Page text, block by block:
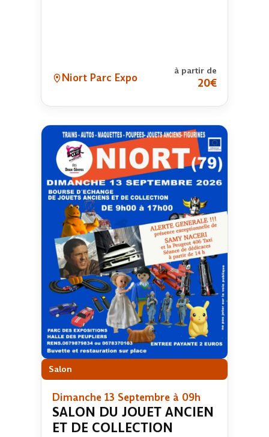
Niort Parc Expo
à partir de
20€
Salon
Dimanche 13 Septembre à 09h
SALON DU JOUET ANCIEN
ET DE COLLECTION